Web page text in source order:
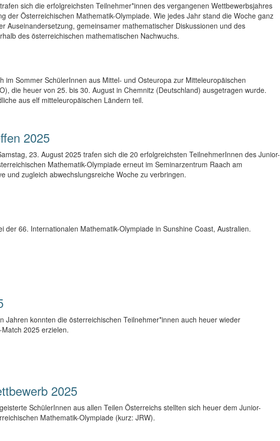
sich die erfolgreichsten Teilnehmer*innen des vergangenen Wettbewerbsjahres
der Österreichischen Mathematik-Olympiade. Wie jedes Jahr stand die Woche ganz
Auseinandersetzung, gemeinsamer mathematischer Diskussionen und des
des österreichischen mathematischen Nachwuchs.
im Sommer SchülerInnen aus Mittel- und Osteuropa zur Mitteleuropäischen
die heuer von 25. bis 30. August in Chemnitz (Deutschland) ausgetragen wurde.
aus elf mitteleuropäischen Ländern teil.
2025
23. August 2025 trafen sich die 20 erfolgreichsten TeilnehmerInnen des Junior-
Mathematik-Olympiade erneut im Seminarzentrum Raach am
und zugleich abwechslungsreiche Woche zu verbringen.
der 66. Internationalen Mathematik-Olympiade in Sunshine Coast, Australien.
Jahren konnten die österreichischen Teilnehmer*innen auch heuer wieder
2025 erzielen.
2025
SchülerInnen aus allen Teilen Österreichs stellten sich heuer dem Junior-
Mathematik-Olympiade (kurz: JRW).